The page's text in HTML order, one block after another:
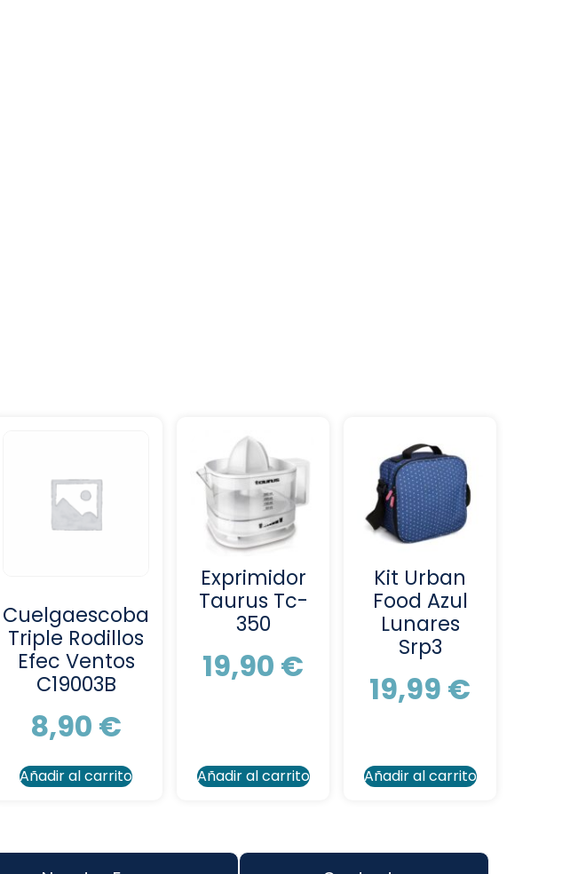
Cuelgaescoba
Triple Rodillos
Efec Ventos
C19003B
8,90 €
Añadir al carrito
Exprimidor
Taurus Tc-
350
19,90 €
Añadir al carrito
Kit Urban
Food Azul
Lunares
Srp3
19,99 €
Añadir al carrito